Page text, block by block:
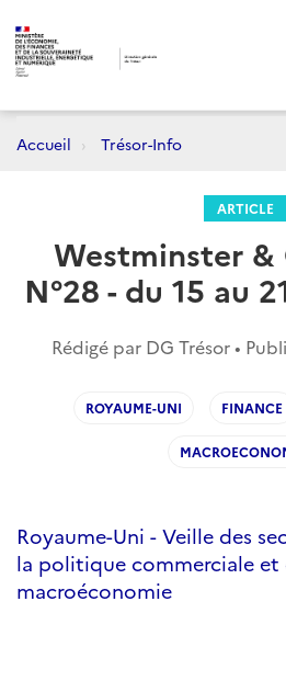
Accueil Trésor-Info
ARTICLE
Westminster
N°28 - du 15 au
Rédigé par DG Trésor •
ROYAUME-UNI FINANCE
Royaume-Uni - Veille des
la politique commerciale et
macroéconomie